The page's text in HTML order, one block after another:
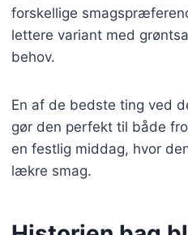
forskellige
lettere variant med
behov.
En af de bedste ting ved
gør den perfekt til både
en festlig middag, hvor
lækre smag.